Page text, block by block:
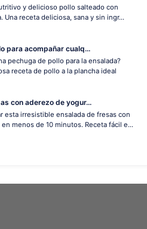
y delicioso pollo salteado con
Una receta deliciosa, sana y sin ingr...
para acompañar cualq...
pechuga de pollo para la ensalada?
receta de pollo a la plancha ideal
con aderezo de yogur...
esta irresistible ensalada de fresas con
menos de 10 minutos. Receta fácil e...